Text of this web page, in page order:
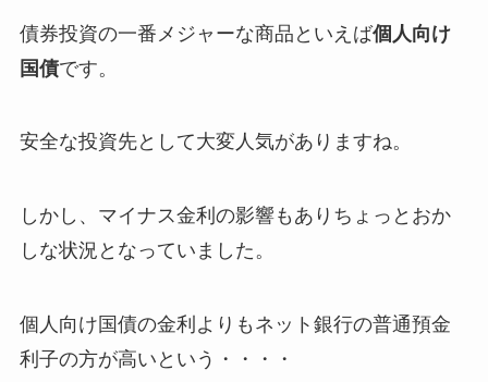
債券投資の一番メジャーな商品といえば個人向け
国債です。
安全な投資先として大変人気がありますね。
しかし、マイナス金利の影響もありちょっとおか
しな状況となっていました。
個人向け国債の金利よりもネット銀行の普通預金
利子の方が高いという・・・・